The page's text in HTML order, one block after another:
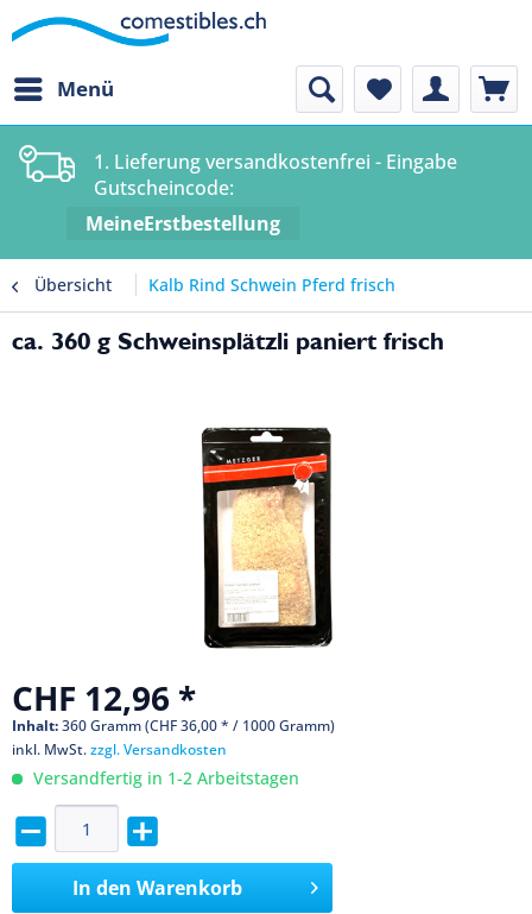
Menü
1. Lieferung versandkostenfrei - Eingabe
Gutscheincode:
MeineErstbestellung
Übersicht Kalb Rind Schwein Pferd frisch
ca. 360 g Schweinsplätzli paniert frisch
CHF 12,96 *
Inhalt:360 Gramm (CHF 36,00 * / 1000 Gramm)
inkl. MwSt.zzgl. Versandkosten
Versandfertig in 1-2 Arbeitstagen
In den Warenkorb